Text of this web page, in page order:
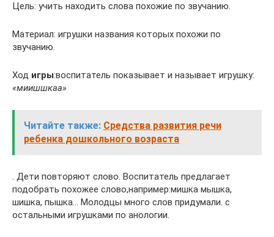
Цель: учить находить слова похожие по звучанию.
Материал: игрушки названия которых похожи по
звучанию.
Ход игры:воспитатель показывает и называет игрушку:
«миишшкаа»
Читайте также: Средства развития речи
ребенка дошкольного возраста
. Дети повторяют слово. Воспитатель предлагает
подобрать похожее слово,например:мишка мышка,
шишка, пышка… Молодцы много слов придумали. с
остальными игрушками по анологии.